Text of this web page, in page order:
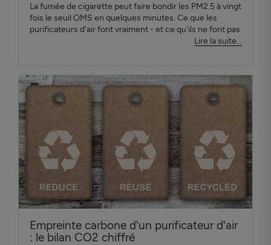
La fumée de cigarette peut faire bondir les PM2.5 à vingt
fois le seuil OMS en quelques minutes. Ce que les
purificateurs d'air font vraiment - et ce qu'ils ne font pas.
Lire la suite...
Empreinte carbone d'un purificateur d'air
: le bilan CO2 chiffré